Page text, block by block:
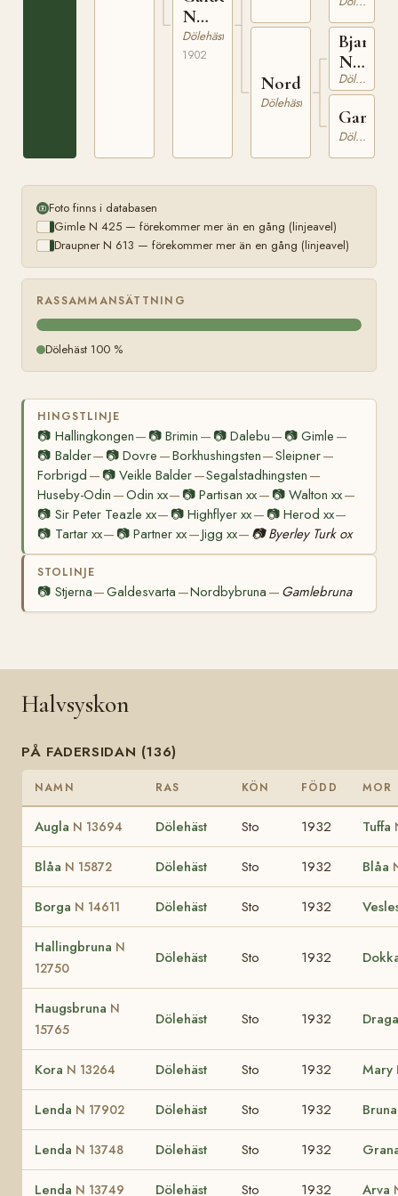
N
4933
Dölehäst
1902
Nordbybruna
Dölehäst
Bjarne
N
301Dölehäst
Dölehäst
Foto finns i databasen
Gimle N 425 — förekommer mer än en gång (linjeavel)
Draupner N 613 — förekommer mer än en gång (linjeavel)
RASSAMMANSÄTTNING
Dölehäst 100 %
HINGSTLINJE
📷 Hallingkongen— 📷Brimin — 📷 Dalebu— 📷 Gimle —
📷 Balder— 📷Dovre —Borkhushingsten—Sleipner—
Forbrigd — 📷Veikle Balder—Segalstadhingsten —
Huseby-Odin —Odin xx— 📷Partisan xx— 📷Walton xx—
📷 Sir Peter Teazle xx— 📷Highflyer xx— 📷 Herod xx—
📷 Tartar xx— 📷Partner xx—Jigg xx— 📷 Byerley Turk ox
STOLINJE
📷 Stjerna—Galdesvarta —Nordbybruna — Gamlebruna
Halvsyskon
PÅ FADERSIDAN (136)
NAMN RAS KÖN FÖDD MOR
Augla N 13694 Dölehäst Sto 1932 Tuffa
Blåa N 15872 Dölehäst Sto 1932 Blåa
Borga N 14611 Dölehäst Sto 1932
Hallingbruna N
12750
Dölehäst Sto 1932
Haugsbruna N
15765
Dölehäst Sto 1932
Kora N 13264 Dölehäst Sto 1932 Mary
Lenda N 17902 Dölehäst Sto 1932
Lenda N 13748 Dölehäst Sto 1932
Lenda N 13749 Dölehäst Sto 1932 Arva